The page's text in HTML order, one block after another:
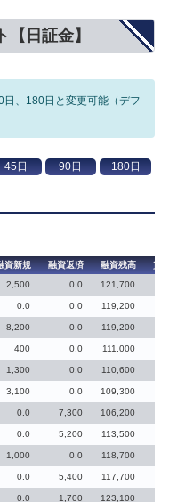
日証金】
、180日と変更可能（デフ
資新規 融資返済 融資残高
貸
2,500 0.0 121,700
0.0 0.0 119,200
8,200 0.0 119,200
400 0.0 111,000
1,300 0.0 110,600
3,100 0.0 109,300
0.0 7,300 106,200
0.0 5,200 113,500
1,000 0.0 118,700
0.0 5,400 117,700
0.0 1,700 123,100